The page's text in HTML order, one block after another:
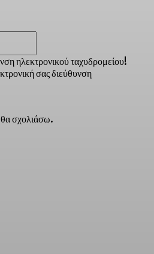
ηλεκτρονικού ταχυδρομείου!
σας διεύθυνση
θα σχολιάσω.